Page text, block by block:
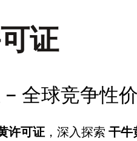
证
全球竞争性
许可证 ，深入探索 干牛